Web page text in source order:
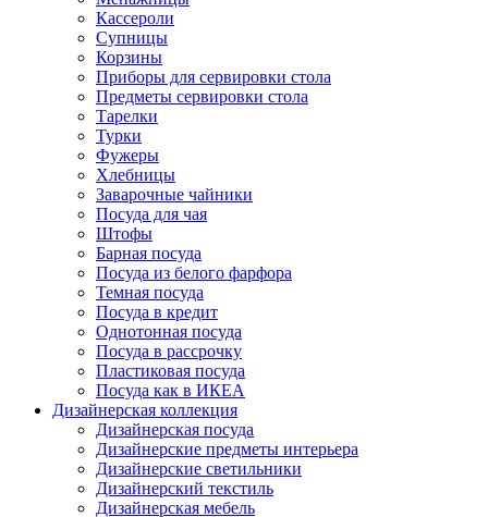
Кассероли
Супницы
Корзины
Приборы для сервировки стола
Предметы сервировки стола
Тарелки
Турки
Фужеры
Хлебницы
Заварочные чайники
Посуда для чая
Штофы
Барная посуда
Посуда из белого фарфора
Темная посуда
Посуда в кредит
Однотонная посуда
Посуда в рассрочку
Пластиковая посуда
Посуда как в ИКЕА
Дизайнерская коллекция
Дизайнерская посуда
Дизайнерские предметы интерьера
Дизайнерские светильники
Дизайнерский текстиль
Дизайнерская мебель